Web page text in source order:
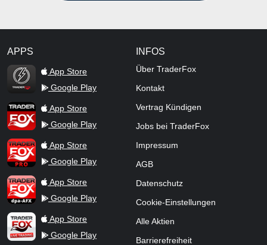
APPS
TraderFox Flash
App Store
Google Play
TraderFox AppApp Store
Google Play
TraderFox ProApp Store
Google Play
TraderFox dpa-AFX ProFeed
App Store
Google Play
TraderFox Live Trading
App Store
Google Play
INFOS
Über TraderFox
Kontakt
Vertrag Kündigen
Jobs bei TraderFox
Impressum
AGB
Datenschutz
Cookie-Einstellungen
Alle Aktien
Barrierefreiheit